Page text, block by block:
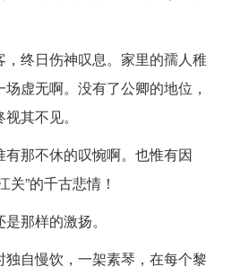
终日伤神叹息。家里的孺人稚
虚无啊。没有了公卿的地位，
其不见。
那不休的叹惋啊。也惟有因
关”的千古悲情！
那样的激扬。
自慢饮，一架素琴，在每个黎